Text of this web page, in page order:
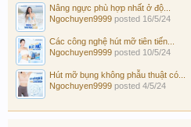
Nâng ngực phù hợp nhất ở độ...
Ngochuyen9999 posted 16/5/24
Các công nghệ hút mỡ tiên tiến...
Ngochuyen9999 posted 10/5/24
Hút mỡ bụng không phẫu thuật có...
Ngochuyen9999 posted 4/5/24